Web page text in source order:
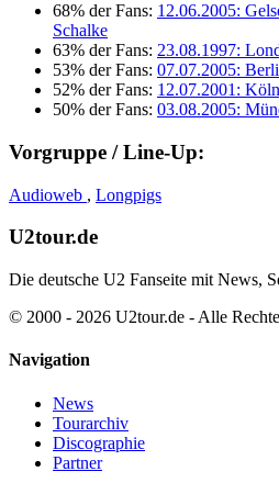
68% der Fans: 12.06.2005:
Schalke
63% der Fans: 23.08.1997:
53% der Fans: 07.07.2005:
52% der Fans: 12.07.2001:
50% der Fans: 03.08.2005:
Vorgruppe / Line-Up:
Audioweb , Longpigs
U2tour.de
Die deutsche U2 Fanseite mit News,
© 2000 - 2026 U2tour.de - Alle
Navigation
News
Tourarchiv
Discographie
Partner